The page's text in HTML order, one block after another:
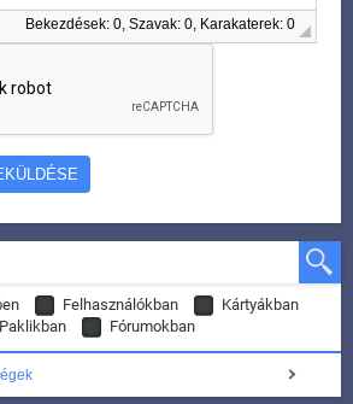
Bekezdések: 0, Szavak: 0, Karakaterek: 0
Felhasználókban
Kártyákban
Paklikban
Fórumokban